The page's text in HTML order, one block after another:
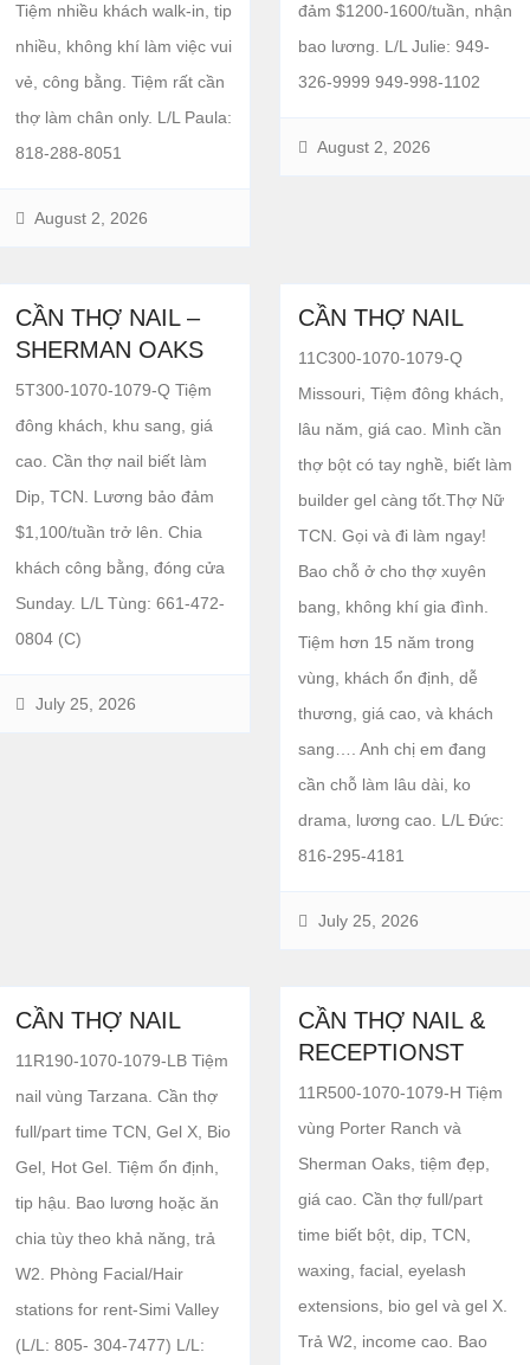
Tiệm nhiều khách walk-in, tip
nhiều, không khí làm việc vui
vẻ, công bằng. Tiệm rất cần
thợ làm chân only. L/L Paula:
818-288-8051
August 2, 2026
đảm $1200-1600/tuần, nhận
bao lương. L/L Julie: 949-
326-9999 949-998-1102
August 2, 2026
CẦN THỢ NAIL –
SHERMAN OAKS
5T300-1070-1079-Q Tiệm
đông khách, khu sang, giá
cao. Cần thợ nail biết làm
Dip, TCN. Lương bảo đảm
$1,100/tuần trở lên. Chia
khách công bằng, đóng cửa
Sunday. L/L Tùng: 661-472-
0804 (C)
July 25, 2026
CẦN THỢ NAIL
11C300-1070-1079-Q
Missouri, Tiệm đông khách,
lâu năm, giá cao. Mình cần
thợ bột có tay nghề, biết làm
builder gel càng tốt.Thợ Nữ
TCN. Gọi và đi làm ngay!
Bao chỗ ở cho thợ xuyên
bang, không khí gia đình.
Tiệm hơn 15 năm trong
vùng, khách ổn định, dễ
thương, giá cao, và khách
sang…. Anh chị em đang
cần chỗ làm lâu dài, ko
drama, lương cao. L/L Đức:
816-295-4181
July 25, 2026
CẦN THỢ NAIL
11R190-1070-1079-LB Tiệm
nail vùng Tarzana. Cần thợ
full/part time TCN, Gel X, Bio
Gel, Hot Gel. Tiệm ổn định,
tip hậu. Bao lương hoặc ăn
chia tùy theo khả năng, trả
W2. Phòng Facial/Hair
stations for rent-Simi Valley
(L/L: 805- 304-7477) L/L:
CẦN THỢ NAIL &
RECEPTIONST
11R500-1070-1079-H Tiệm
vùng Porter Ranch và
Sherman Oaks, tiệm đẹp,
giá cao. Cần thợ full/part
time biết bột, dip, TCN,
waxing, facial, eyelash
extensions, bio gel và gel X.
Trả W2, income cao. Bao